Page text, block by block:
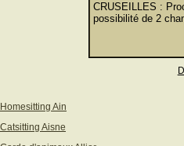
CRUSEILLES :
possibilité de 2
Homesitting Ain
Catsitting Aisne